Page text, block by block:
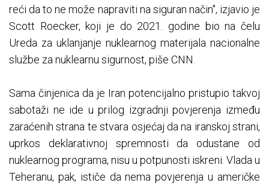
reći da to ne može napraviti na siguran način", izjavio je
Scott Roecker, koji je do 2021. godine bio na čelu
Ureda za uklanjanje nuklearnog materijala nacionalne
službe za nuklearnu sigurnost, piše CNN.
Sama činjenica da je Iran potencijalno pristupio takvoj
sabotaži ne ide u prilog izgradnji povjerenja između
zaraćenih strana te stvara osjećaj da na iranskoj strani,
uprkos deklarativnoj spremnosti da odustane od
nuklearnog programa, nisu u potpunosti iskreni. Vlada u
Teheranu, pak, ističe da nema povjerenja u američke